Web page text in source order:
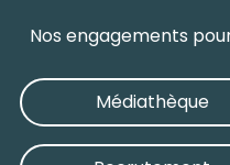
Nos engagements
Médiathèque